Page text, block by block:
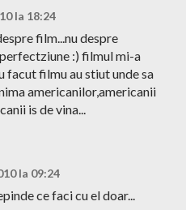
la 18:24
film...nu despre
:) filmul mi-a
facut filmu au stiut unde sa
americanilor,americanii
is de vina...
la 09:24
ce faci cu el doar...